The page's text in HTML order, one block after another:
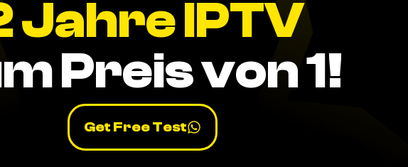
Jahre IPTV
Preis von 1!
Get Free Test